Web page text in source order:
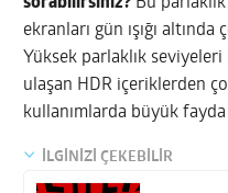
ekranları gün ışığı
Yüksek parlaklık
ulaşan HDR içeriklerden
kullanımlarda büyük fayda
İLGİNİZİ ÇEKEBİLİR